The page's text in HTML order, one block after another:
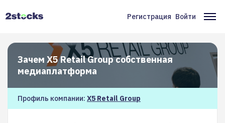
Меню
учётной
записи
пользователя
Регистрация Войти
Зачем X5 Retail Group собственная
медиаплатформа
Профиль компании: X5 Retail Group